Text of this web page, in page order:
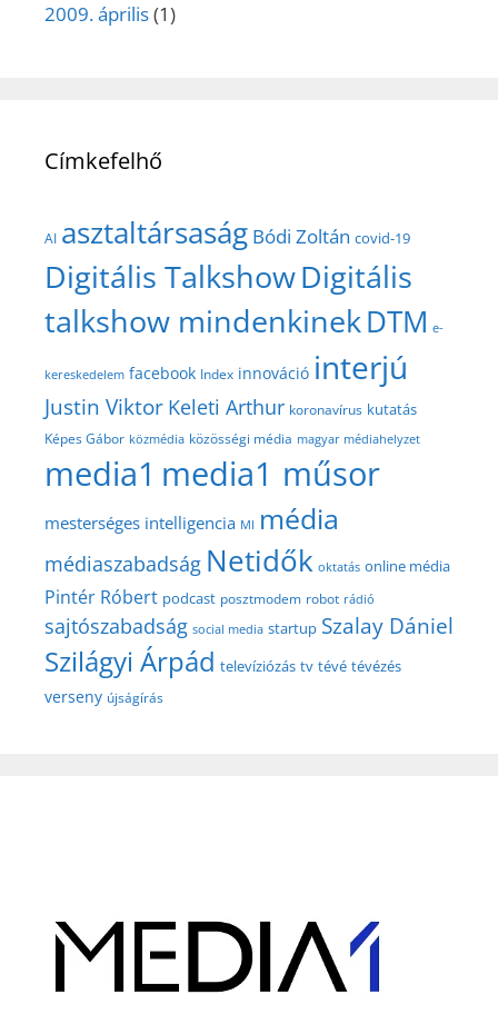
2009. április(1)
Címkefelhő
AI asztaltársaság Bódi Zoltán covid-19
Digitális TalkshowDigitális
talkshow mindenkinekDTM e-
kereskedelem facebook Index innováció interjú
Justin Viktor Keleti Arthur koronavírus kutatás
Képes Gábor közmédia közösségi média magyar médiahelyzet
media1 media1 műsor
mesterséges intelligencia MI média
médiaszabadság Netidők oktatás online média
Pintér Róbert podcast posztmodem robot rádió
sajtószabadság social media startup Szalay Dániel
Szilágyi Árpád televíziózás tv tévé tévézés
verseny újságírás